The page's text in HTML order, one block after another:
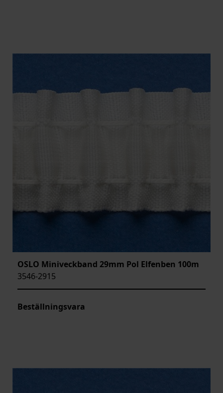
OSLO Miniveckband 29mm Pol Elfenben 100m
3546-2915
Beställningsvara